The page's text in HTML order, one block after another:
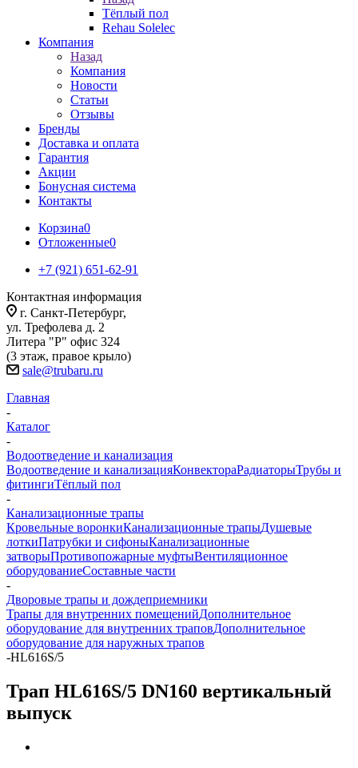
Тёплый пол
Rehau Solelec
Компания
Назад
Компания
Новости
Статьи
Отзывы
Бренды
Доставка и оплата
Гарантия
Акции
Бонусная система
Контакты
Корзина0
Отложенные0
+7 (921) 651-62-91
Контактная информация
г. Санкт-Петербург,
ул. Трефолева д. 2
Литера "Р" офис 324
(3 этаж, правое крыло)
sale@trubaru.ru
Главная
-
Каталог
-
Водоотведение и канализация
Водоотведение и канализацияКонвектораРадиаторыТрубы и
фитингиТёплый пол
-
Канализационные трапы
Кровельные воронкиКанализационные трапыДушевые
лоткиПатрубки и сифоныКанализационные
затворыПротивопожарные муфтыВентиляционное
оборудованиеСоставные части
-
Дворовые трапы и дождеприемники
Трапы для внутренних помещенийДополнительное
оборудование для внутренних траповДополнительное
оборудование для наружных трапов
-HL616S/5
Трап HL616S/5 DN160 вертикальный
выпуск